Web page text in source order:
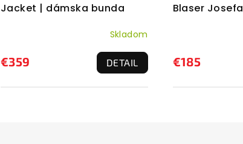
Jacket | dámska bunda
Skladom
€359 DETAIL
Blaser Josefa
€185